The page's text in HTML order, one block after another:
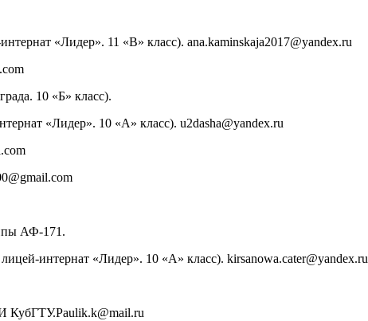
«Лидер». 11 «В» класс). ana.kaminskaja2017@yandex.ru
10 «Б» класс).
«Лидер». 10 «А» класс). u2dasha@yandex.ru
АФ-171.
интернат «Лидер». 10 «А» класс). kirsanowa.cater@yandex.ru
КубГТУ.Paulik.k@mail.ru